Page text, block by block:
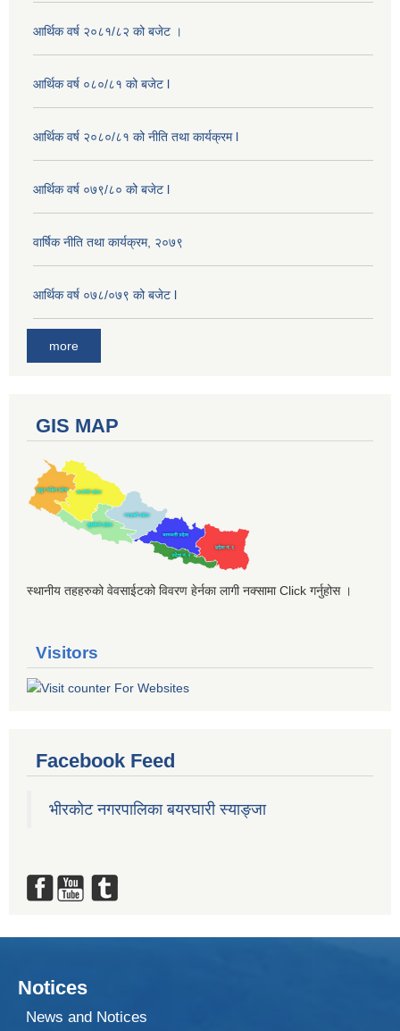
आर्थिक वर्ष २०८१/८२ को बजेट ।
आर्थिक वर्ष ०८०/८१ को बजेट l
आर्थिक वर्ष २०८०/८१ को नीति तथा कार्यक्रम l
आर्थिक वर्ष ०७९/८० को बजेट l
वार्षिक नीति तथा कार्यक्रम, २०७९
आर्थिक वर्ष ०७८/०७९ को बजेट l
more
GIS MAP
स्थानीय तहहरुको वेवसाईटको विवरण हेर्नका लागी नक्सामा Click गर्नुहोस ।
Visitors
Facebook Feed
भीरकोट नगरपालिका बयरघारी स्याङ्जा
Notices
News and Notices